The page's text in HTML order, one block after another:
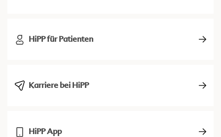
HiPP für Patienten
Karriere bei HiPP
HiPP App